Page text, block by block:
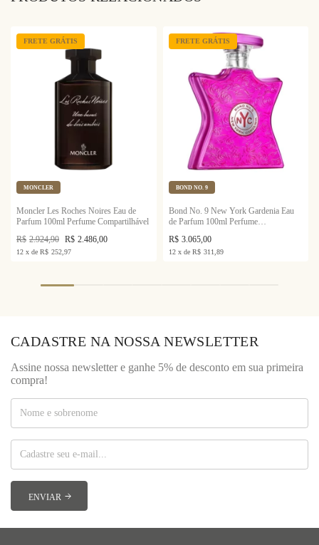
FRETE GRÁTIS
MONCLER
Moncler Les Roches Noires Eau de
Parfum 100ml Perfume Compartilhável
R$ 2.486,00
R$ 2.924,90
12 x de R$ 252,97
FRETE GRÁTIS
BOND NO. 9
Bond No. 9 New York Gardenia Eau
de Parfum 100ml Perfume
R$ 3.065,00
12 x de R$ 311,89
CADASTRE NA NOSSA NEWSLETTER
Assine nossa newsletter e ganhe 5% de desconto em sua primeira
compra!